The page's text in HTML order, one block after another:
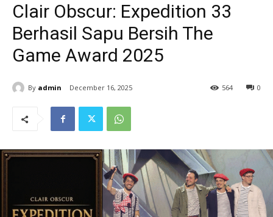
Clair Obscur: Expedition 33
Berhasil Sapu Bersih The
Game Award 2025
By admin December 16, 2025 0
564